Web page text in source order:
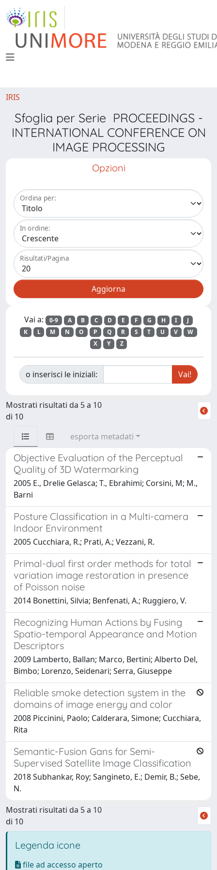
IRIS
Sfoglia per Serie PROCEEDINGS -
INTERNATIONAL CONFERENCE ON
IMAGE PROCESSING
Opzioni
Ordina per:
In ordine:
Risultati/Pagina
Vai a: 0-9 A B C D E F G H I
J
K
L M N O P Q R S T U V
W
X
Y Z
o inserisci le iniziali:
Mostrati risultati da 5 a 10
di 10
esporta metadati
Objective Evaluation of the Perceptual
Quality of 3D Watermarking
2005 E., Drelie Gelasca; T., Ebrahimi; Corsini, M; M.,
Barni
Posture Classification in a Multi-camera
Indoor Environment
2005 Cucchiara, R.; Prati, A.; Vezzani, R.
Primal-dual first order methods for total
variation image restoration in presence
of Poisson noise
2014 Bonettini, Silvia; Benfenati, A.; Ruggiero, V.
Recognizing Human Actions by Fusing
Spatio-temporal Appearance and Motion
Descriptors
2009 Lamberto, Ballan; Marco, Bertini; Alberto Del,
Bimbo; Lorenzo, Seidenari; Serra, Giuseppe
Reliable smoke detection system in the
domains of image energy and color
2008 Piccinini, Paolo; Calderara, Simone; Cucchiara,
Rita
Semantic-Fusion Gans for Semi-
Supervised Satellite Image Classification
2018 Subhankar, Roy; Sangineto, E.; Demir, B.; Sebe,
N.
Mostrati risultati da 5 a 10
di 10
Legenda icone
file ad accesso aperto